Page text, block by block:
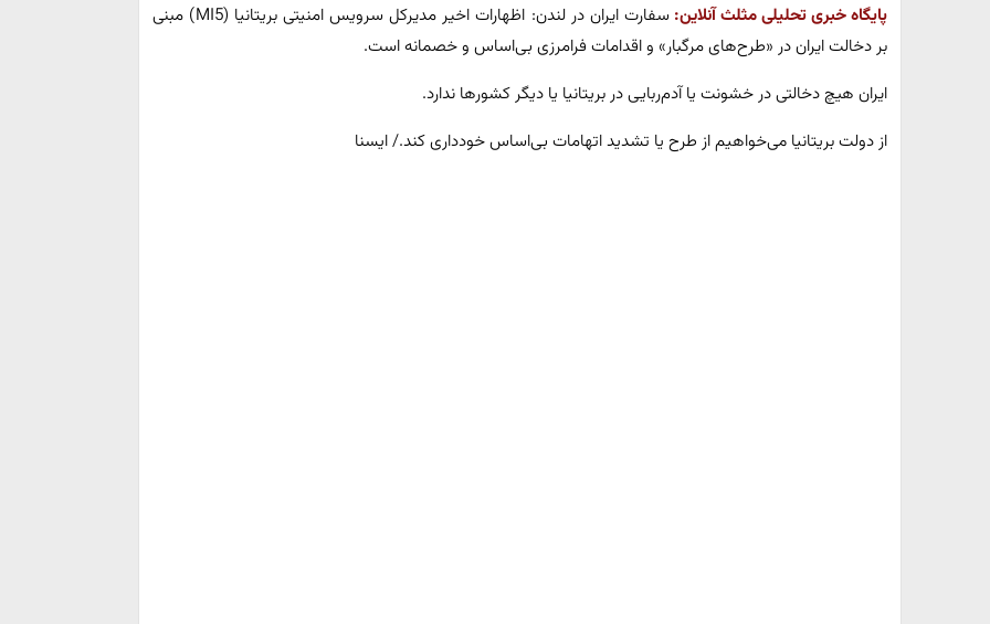
پایگاه خبری تحلیلی مثلث آنلاین:
سفارت ایران در لندن: اظهارات اخیر مدیرکل سرویس امنیتی بریتانیا (MI5) مبنی
بر دخالت ایران در «طرح‌های مرگبار» و اقدامات فرامرزی بی‌اساس و خصمانه است.
ایران هیچ دخالتی در خشونت یا آدم‌ربایی در بریتانیا یا دیگر کشورها ندارد.
از دولت بریتانیا می‌خواهیم از طرح یا تشدید اتهامات بی‌اساس خودداری کند./ ایسنا